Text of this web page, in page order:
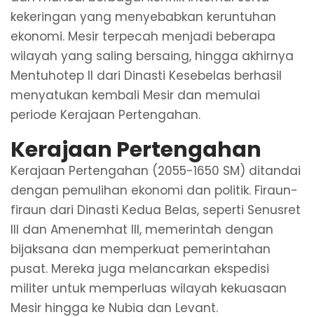
kekeringan yang menyebabkan keruntuhan
ekonomi. Mesir terpecah menjadi beberapa
wilayah yang saling bersaing, hingga akhirnya
Mentuhotep II dari Dinasti Kesebelas berhasil
menyatukan kembali Mesir dan memulai
periode Kerajaan Pertengahan.
Kerajaan Pertengahan
Kerajaan Pertengahan (2055-1650 SM) ditandai
dengan pemulihan ekonomi dan politik. Firaun-
firaun dari Dinasti Kedua Belas, seperti Senusret
III dan Amenemhat III, memerintah dengan
bijaksana dan memperkuat pemerintahan
pusat. Mereka juga melancarkan ekspedisi
militer untuk memperluas wilayah kekuasaan
Mesir hingga ke Nubia dan Levant.